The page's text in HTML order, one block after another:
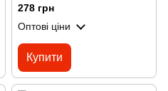
278 грн
Оптові ціни
Купити